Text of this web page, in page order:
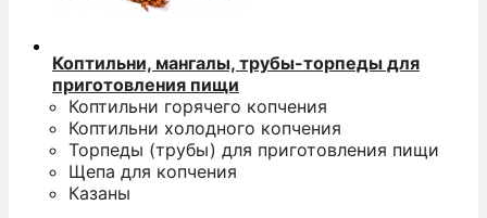
Коптильни, мангалы, трубы-торпеды для
приготовления пищи
Коптильни горячего копчения
Коптильни холодного копчения
Торпеды (трубы) для приготовления пищи
Щепа для копчения
Казаны